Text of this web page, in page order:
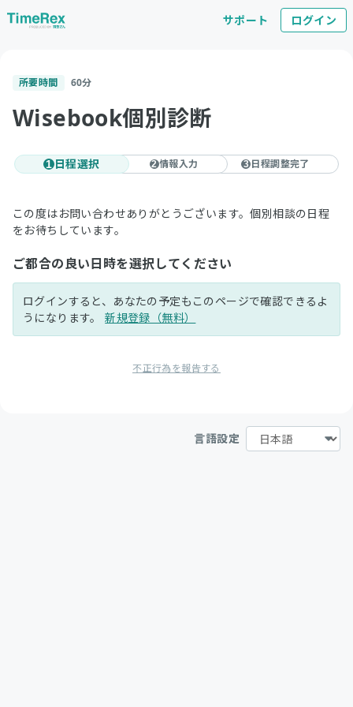
サポート ログイン
所要時間 60分
Wisebook個別診断
1 日程選択 2情報入力 3 日程調整完了
この度はお問い合わせありがとうございます。個別相談の日程
をお待ちしています。
ご都合の良い日時を選択してください
ログインすると、あなたの予定もこのページで確認できるよ
うになります。新規登録（無料）
不正行為を報告する
言語設定